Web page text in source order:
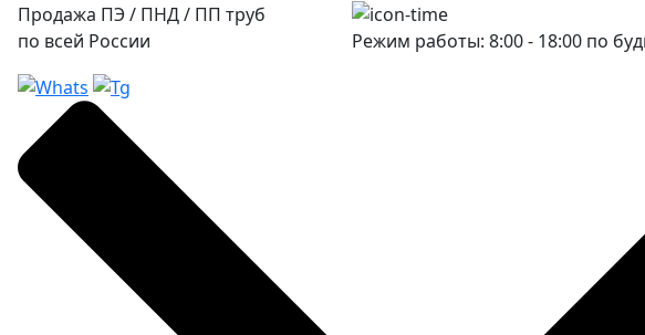
Продажа ПЭ / ПНД / ПП труб
по всей России
Режим работы: 8:00 - 18:00 по